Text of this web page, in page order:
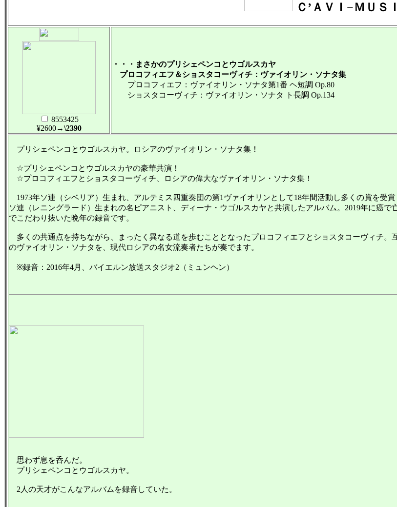
Ｃ’ＡＶＩ−ＭＵＳ
8553425
¥2600→\2390
・・・まさかのプリシェペンコとウゴルスカヤ
プロコフィエフ＆ショスタコーヴィチ：ヴァイオリン・ソナタ集
プロコフィエフ：ヴァイオリン・ソナタ第1番 ヘ短調 Op.80
ショスタコーヴィチ：ヴァイオリン・ソナタ ト長調 Op.134
プリシェペンコとウゴルスカヤ。ロシアのヴァイオリン・ソナタ集！
☆プリシェペンコとウゴルスカヤの豪華共演！
☆プロコフィエフとショスタコーヴィチ、ロシアの偉大なヴァイオリン・ソナタ集！
1973年ソ連（シベリア）生まれ、アルテミス四重奏団の第1ヴァイオリンとして18年間活動し多くの賞を受
ソ連（レニングラード）生まれの名ピアニスト、ディーナ・ウゴルスカヤと共演したアルバム。2019年に癌
でこだわり抜いた晩年の録音です。
多くの共通点を持ちながら、まったく異なる道を歩むこととなったプロコフィエフとショスタコーヴィチ
のヴァイオリン・ソナタを、現代ロシアの名女流奏者たちが奏でます。
※録音：2016年4月、バイエルン放送スタジオ2（ミュンヘン）
思わず息を呑んだ。
プリシェペンコとウゴルスカヤ。
2人の天才がこんなアルバムを録音していた。